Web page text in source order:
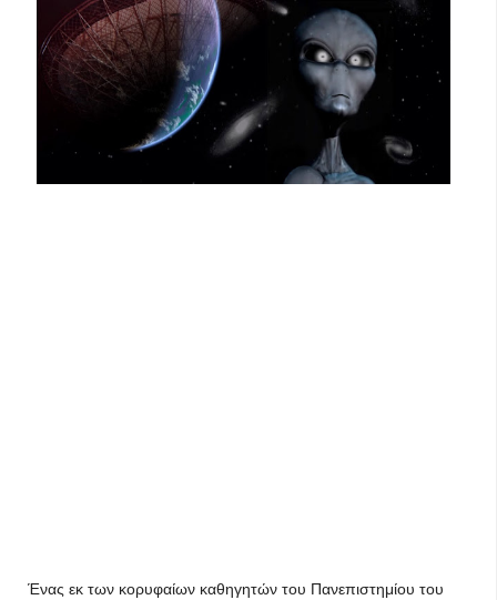
Ένας εκ των κορυφαίων καθηγητών του Πανεπιστημίου του